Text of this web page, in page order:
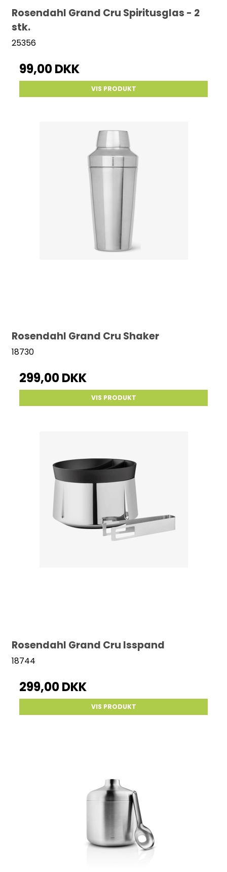
Rosendahl Grand Cru Spiritusglas - 2
stk.
25356
99,00 DKK
VIS PRODUKT
Rosendahl Grand Cru Shaker
18730
299,00 DKK
VIS PRODUKT
Rosendahl Grand Cru Isspand
18744
299,00 DKK
VIS PRODUKT